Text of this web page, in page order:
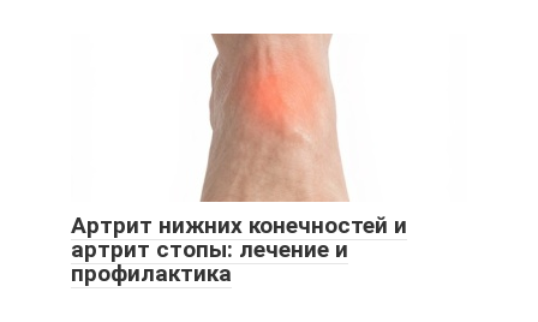
Артрит нижних конечностей и
артрит стопы: лечение и
профилактика